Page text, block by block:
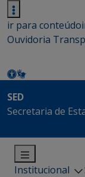
ir para conteúdo
Ouvidoria
SED
Secretaria de
Institucional